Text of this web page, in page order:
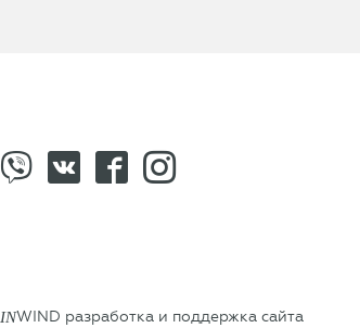
INWIND разработка и поддержка сайта